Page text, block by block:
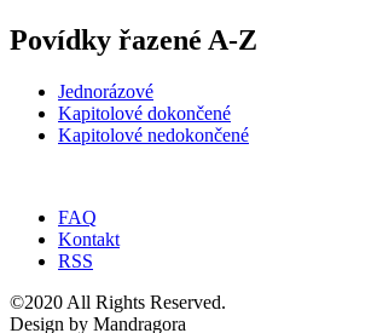
Povídky řazené A-Z
Jednorázové
Kapitolové dokončené
Kapitolové nedokončené
FAQ
Kontakt
RSS
©2020 All Rights Reserved.
Design by Mandragora